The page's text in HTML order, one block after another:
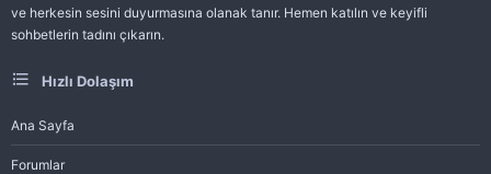
ve herkesin sesini duyurmasına olanak tanır. Hemen katılın ve keyifli
sohbetlerin tadını çıkarın.
Hızlı Dolaşım
Ana Sayfa
Forumlar